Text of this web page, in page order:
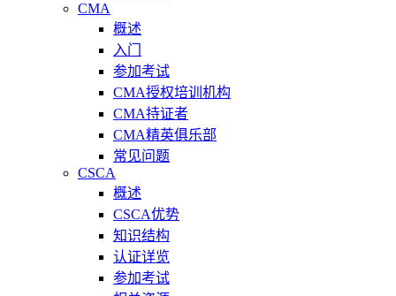
CMA
概述
入门
参加考试
CMA授权培训机构
CMA持证者
CMA精英俱乐部
常见问题
CSCA
概述
CSCA优势
知识结构
认证详览
参加考试